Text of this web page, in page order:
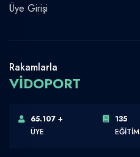
Üye Girişi
Rakamlarla
VİDOPORT
65.107 +
ÜYE
135
EĞİTİM